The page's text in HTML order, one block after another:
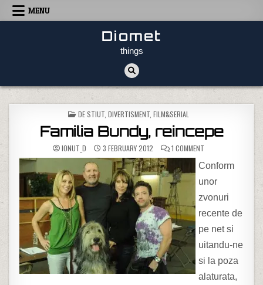
Skip to content
MENU
Diomet
things
POSTED IN
DE STIUT DIVERTISMENT FILM&SERIAL
Familia Bundy, reincepe
IONUT_D 3 FEBRUARY 2012 1 COMMENT
Conform
unor
zvonuri
recente de
pe net si
uitandu-ne
si la poza
alaturata,